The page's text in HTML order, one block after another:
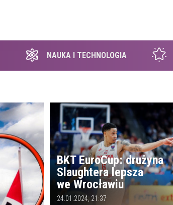
NAUKA I TECHNOLOGIA
BKT EuroCup: drużyna
Slaughtera lepsza
we Wrocławiu
24.01.2024, 21:37